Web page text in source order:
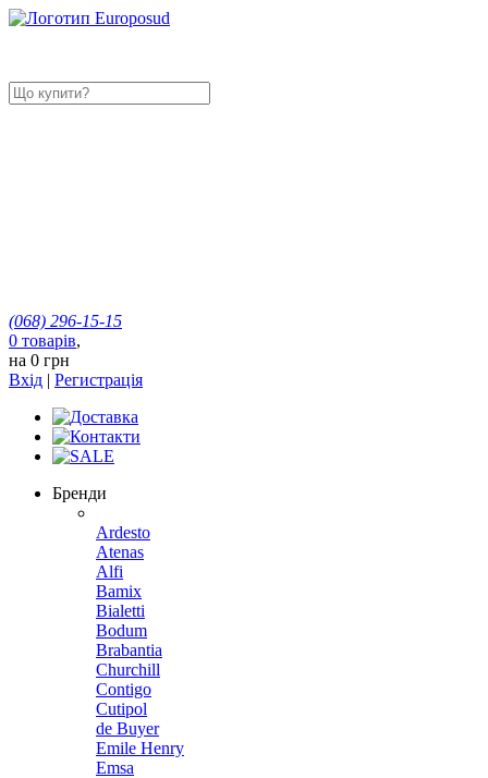
(068) 296-15-15
0 товарів,
на 0 грн
Вхід | Регистрація
Бренди
Ardesto
Atenas
Alfi
Bamix
Bialetti
Bodum
Brabantia
Churchill
Contigo
Cutipol
de Buyer
Emile Henry
Emsa